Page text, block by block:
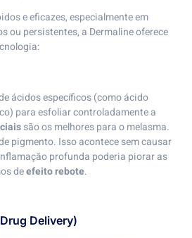
e eficazes, especialmente em
ou persistentes, a Dermaline oferece
ácidos específicos (como ácido
para esfoliar controladamente a
são os melhores para o melasma.
pigmento. Isso acontece sem causar
profunda poderia piorar as
deefeito rebote.
Delivery)